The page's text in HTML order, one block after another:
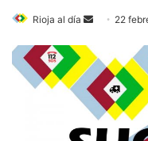
Rioja al día
n
d
a
n
e
22